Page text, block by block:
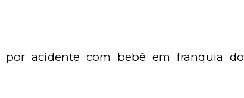
por acidente com bebê em franquia do